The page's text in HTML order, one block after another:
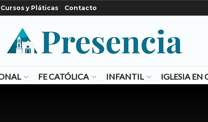
Cursos y Pláticas Contacto
FE CATÓLICA INFANTIL IGLESIA